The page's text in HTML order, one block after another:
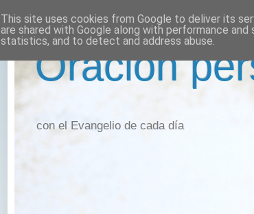
Oración
con el Evangelio de cada día
This site uses cookies from Google to deliver its
are shared with Google along with performance
statistics, and to detect and address abuse.